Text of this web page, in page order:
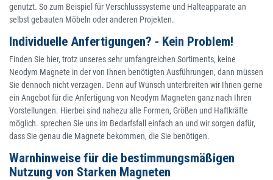
genutzt. So zum Beispiel für Verschlusssysteme und Halteapparate an
selbst gebauten Möbeln oder anderen Projekten.
Individuelle Anfertigungen? - Kein Problem!
Finden Sie hier, trotz unseres sehr umfangreichen Sortiments, keine
Neodym Magnete in der von Ihnen benötigten Ausführungen, dann müssen
Sie dennoch nicht verzagen. Denn auf Wunsch unterbreiten wir Ihnen gerne
ein Angebot für die Anfertigung von Neodym Magneten ganz nach Ihren
Vorstellungen. Hierbei sind nahezu alle Formen, Größen und Haftkräfte
möglich. sprechen Sie uns im Bedarfsfall einfach an und wir sorgen dafür,
dass Sie genau die Magnete bekommen, die Sie benötigen.
Warnhinweise für die bestimmungsmäßigen
Nutzung von Starken Magneten